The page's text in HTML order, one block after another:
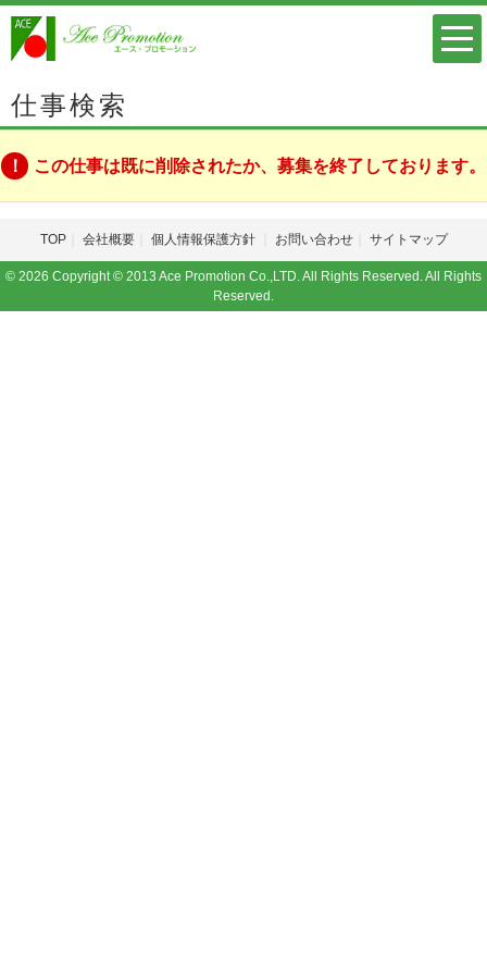
仕事検索
この仕事は既に削除されたか、募集を終了しております。
TOP 会社概要 個人情報保護方針 お問い合わせ サイトマップ
© 2026 Copyright © 2013 Ace Promotion Co.,LTD. All Rights Reserved. All Rights
Reserved.